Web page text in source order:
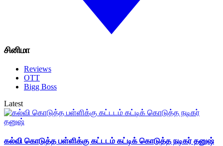
சினிமா
Reviews
OTT
Bigg Boss
Latest
கல்வி கொடுத்த பள்ளிக்கு கட்டடம் கட்டிக் கொடுத்த நடிகர் தனுஷ்